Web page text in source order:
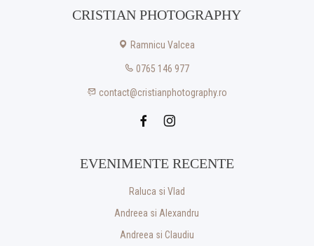
CRISTIAN PHOTOGRAPHY
Ramnicu Valcea
0765 146 977
contact@cristianphotography.ro
EVENIMENTE RECENTE
Raluca si Vlad
Andreea si Alexandru
Andreea si Claudiu